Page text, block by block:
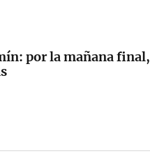
por la mañana final,